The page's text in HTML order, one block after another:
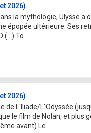
2026)
la mythologie, Ulysse a
épopée ultérieure. Ses
To...
2026)
de L'Iliade/L'Odyssée
le film de Nolan, et
avant) Le...